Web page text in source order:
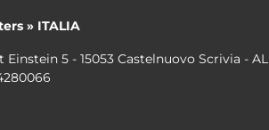
» ITALIA
Einstein 5 - 15053 Castelnuovo Scrivia - AL